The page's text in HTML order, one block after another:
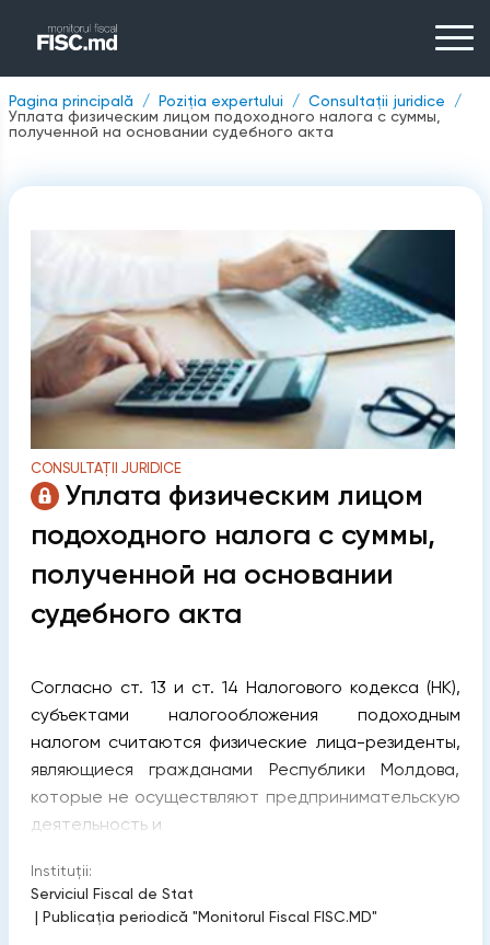
Pagina principală Poziția expertului
Consultații juridice
Уплата физическим лицом подоходного налога с суммы,
полученной на основании судебного акта
CONSULTAȚII JURIDICE
Уплата физическим лицом
подоходного налога с суммы,
полученной на основании
судебного акта
Согласно ст. 13 и ст. 14 Налогового кодекса (НК),
субъектами налогообложения подоходным
налогом считаются физические лица-резиденты,
являющиеся гражданами Республики Молдова,
которые не осуществляют предпринимательскую
деятельность и
Instituții:
Serviciul Fiscal de Stat
| Publicaţia periodică "Monitorul Fiscal FISC.MD"